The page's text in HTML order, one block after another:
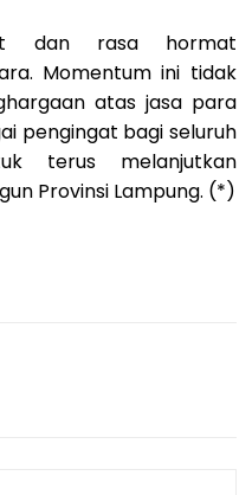
dan rasa hormat
Momentum ini tidak
atas jasa para
pengingat bagi seluruh
terus melanjutkan
Provinsi Lampung. (*)